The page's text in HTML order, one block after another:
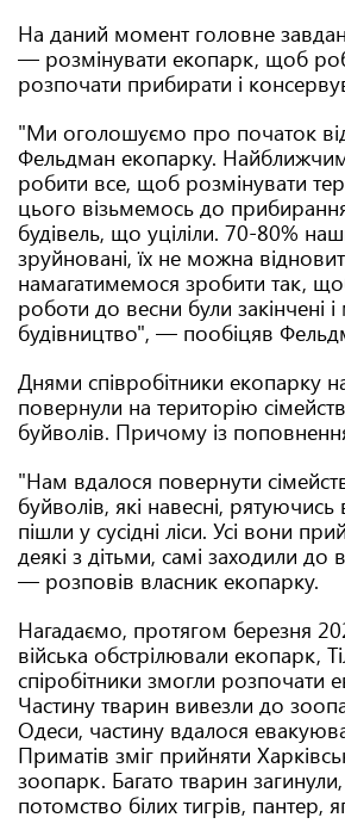
На даний момент головне
— розмінувати екопарк, щоб
розпочати прибирати і
"Ми оголошуємо про початок
Фельдман екопарку.
робити все, щоб розмінувати
цього візьмемось до
будівель, що уціліли. 70-80%
зруйновані, їх не можна
намагатимемося зробити так,
роботи до весни були закінчені
будівництво", — пообіцяв
Днями співробітники екопарку
повернули на територію
буйволів. Причому із
"Нам вдалося повернути
буйволів, які навесні, рятуючись
пішли у сусідні ліси. Усі вони
деякі з дітьми, самі заходили до
— розповів власник екопарку.
Нагадаємо, протягом березня
війська обстрілювали екопарк,
спіробітники змогли розпочати
Частину тварин вивезли до
Одеси, частину вдалося
Приматів зміг прийняти
зоопарк. Багато тварин
потомство білих тигрів, пантер,